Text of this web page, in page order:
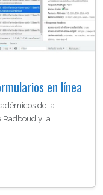
en línea
de la
Radboud y la